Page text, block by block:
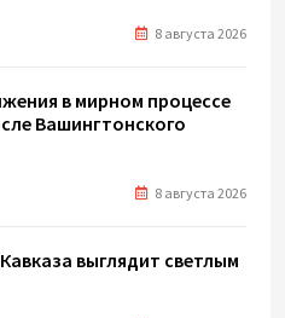
8 августа 2026
в мирном процессе
Вашингтонского
8 августа 2026
выглядит светлым